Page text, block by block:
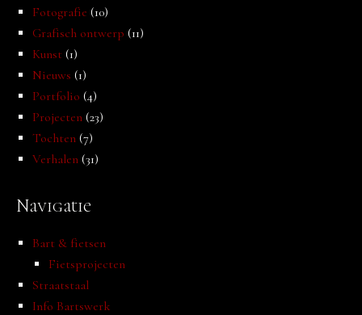
Fotografie (10)
Grafisch ontwerp (11)
Kunst (1)
Nieuws (1)
Portfolio (4)
Projecten (23)
Tochten (7)
Verhalen (31)
Navigatie
Bart & fietsen
Fietsprojecten
Straatstaal
Info Bartswerk